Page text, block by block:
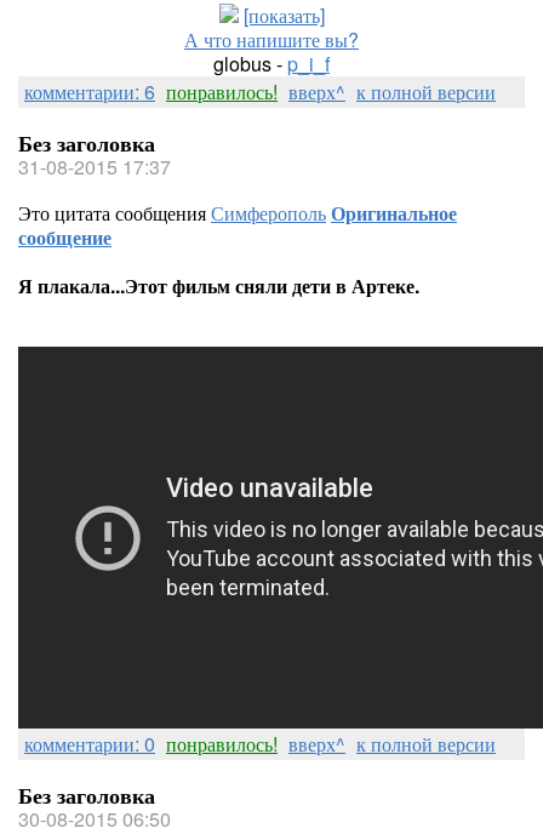
[показать]
А что напишите вы?
globus -p_i_f
комментарии: 6 понравилось! вверх^ к полной версии
Без заголовка
31-08-2015 17:37
Это цитата сообщенияСимферопольОригинальное
сообщение
Я плакала...Этот фильм сняли дети в Артеке.
комментарии: 0 понравилось! вверх^ к полной версии
Без заголовка
30-08-2015 06:50